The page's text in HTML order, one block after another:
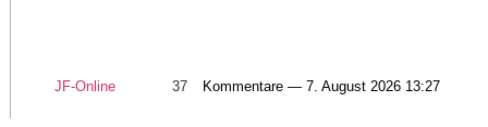
JF-Online 37 Kommentare — 7. August 2026 13:27